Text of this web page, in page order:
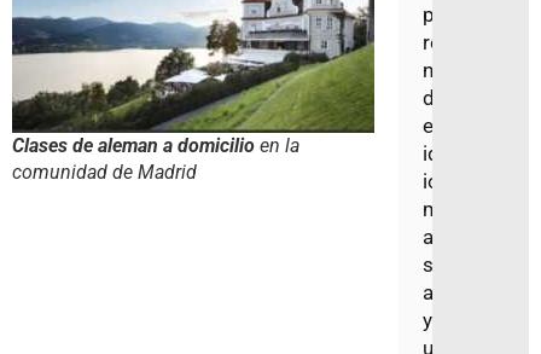
Clases de aleman a domicilio en la
comunidad de Madrid
p
re
n
d
er
id
io
m
a
s
a
y
u